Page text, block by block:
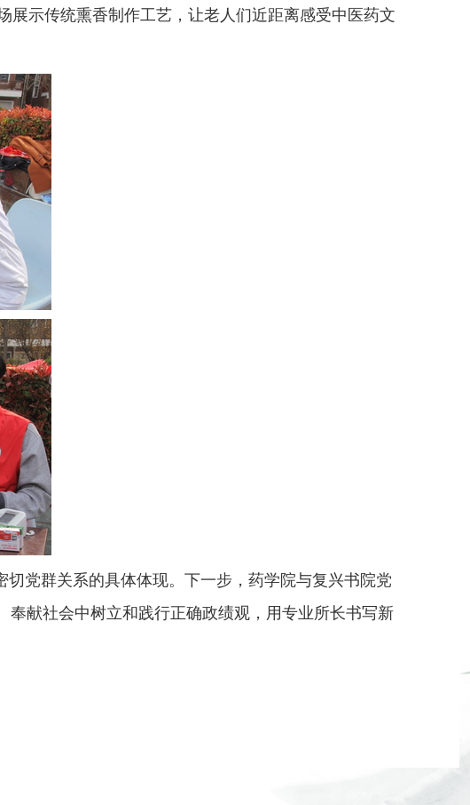
示传统熏香制作工艺，让老人们近距离感受中医药文
党群关系的具体体现。下一步，药学院与复兴书院党
奉献社会中树立和践行正确政绩观，用专业所长书写新